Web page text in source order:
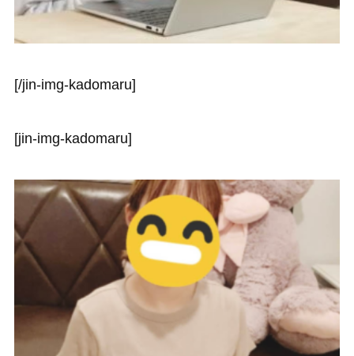
[/jin-img-kadomaru]
[jin-img-kadomaru]